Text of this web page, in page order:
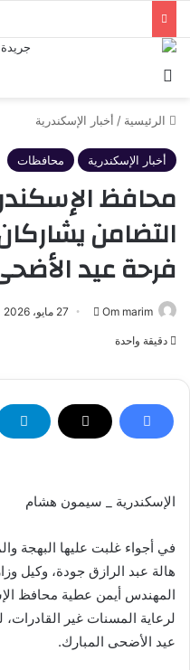
الرئيسية / أخبار الإسكندرية
أخبار الإسكندرية محافظات
محافظ
التضامن
فرحة عيد
Om marim
أرسل 27 مايو، 2026
دقيقة واحدة
الإسكندرية _ سيمون هشام
في أجواء غلبت عليها البهجة
هالة عبد الرازق جودة، وكيل
المهندس أيمن عطية محافظ
لرعاية المسنات غير القادرات،
عيد الأضحى المبارك.